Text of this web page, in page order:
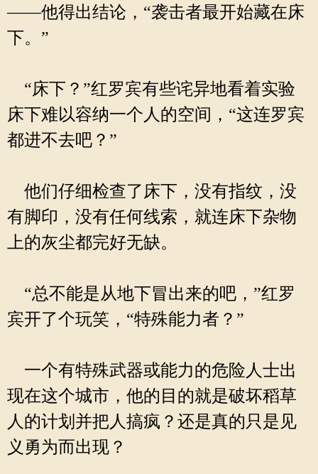
——他得出结论，“袭击者最开始藏在床
下。”
“床下？”红罗宾有些诧异地看着实验
床下难以容纳一个人的空间，“这连罗宾
都进不去吧？”
他们仔细检查了床下，没有指纹，没
有脚印，没有任何线索，就连床下杂物
上的灰尘都完好无缺。
“总不能是从地下冒出来的吧，”红罗
宾开了个玩笑，“特殊能力者？”
一个有特殊武器或能力的危险人士出
现在这个城市，他的目的就是破坏稻草
人的计划并把人搞疯？还是真的只是见
义勇为而出现？